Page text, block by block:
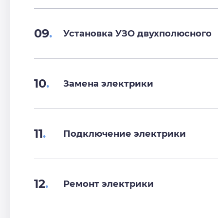
09. Установка УЗО двухполюсного
10. Замена электрики
11. Подключение электрики
12. Ремонт электрики